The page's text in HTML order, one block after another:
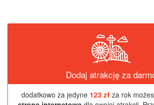
Dodaj atrakcję za
dodatkowo za jedyne 123 złza rok